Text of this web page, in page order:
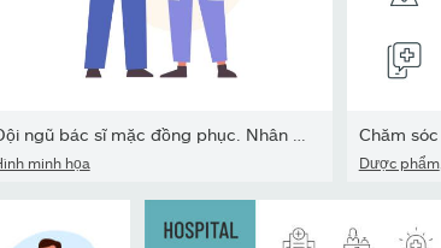
minh họa Dược phẩm,